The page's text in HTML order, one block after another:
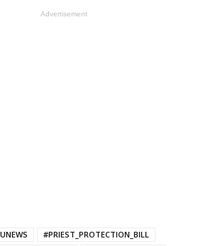
Advertisement
#PRIEST_PROTECTION_BILL